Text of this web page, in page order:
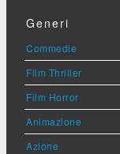
Generi
Commedie
Film Thriller
Film Horror
Animazione
Azione